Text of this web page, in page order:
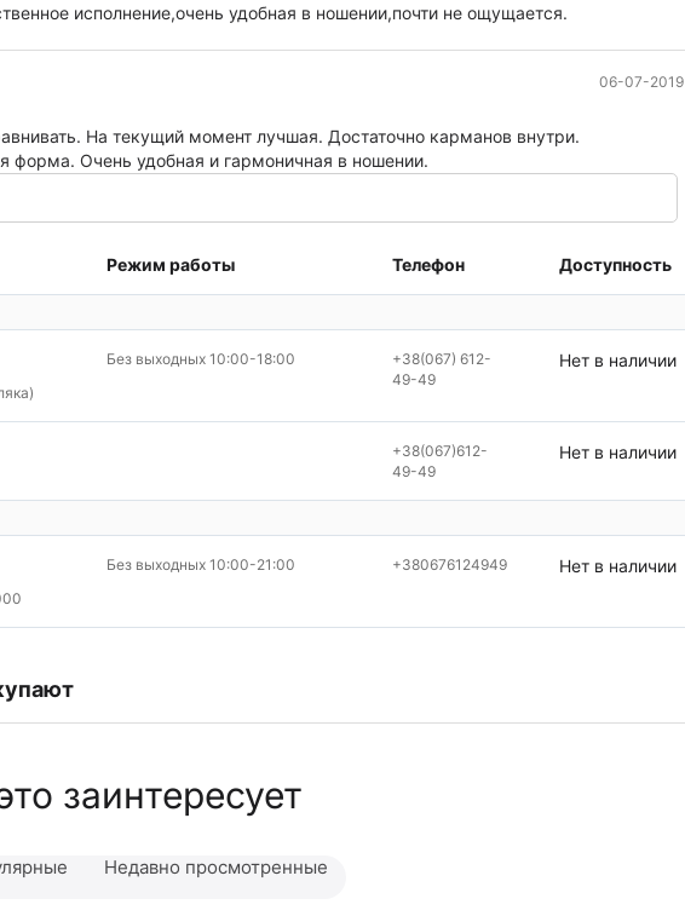
исполнение,очень удобная в ношении,почти не ощущается.
06-07-2019
На текущий момент лучшая. Достаточно карманов внутри.
форма. Очень удобная и гармоничная в ношении.
Режим работы Телефон Доступность
Без выходных 10:00-18:00
+38(067) 612-
49-49
Нет в наличии
+38(067)612-
49-49
Нет в наличии
Без выходных 10:00-21:00 +380676124949 Нет в наличии
заинтересует
Недавно просмотренные